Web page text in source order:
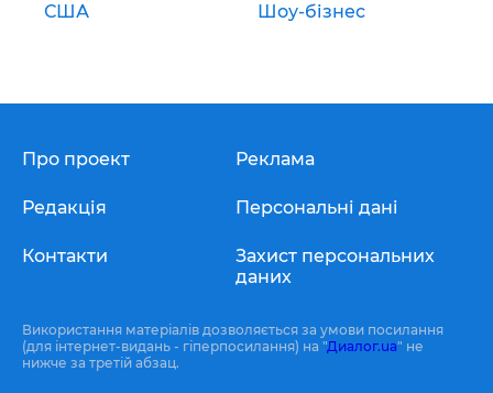
США Шоу-бізнес
Про проект
Редакція
Контакти
Реклама
Персональні дані
Захист персональних
даних
Використання матеріалів дозволяється за умови посилання
(для інтернет-видань - гіперпосилання) на "Диалог.ua" не
нижче за третій абзац.